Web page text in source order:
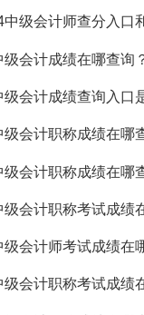
中级会计师查分入口
会计成绩在哪查询
会计成绩查询入口
级会计职称成绩在哪
会计职称成绩在哪
会计职称考试成绩
会计师考试成绩在
会计职称考试成绩